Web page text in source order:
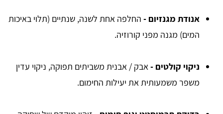
אנודת מגנזיום - החלפה אחת לשנה, שנתיים (תלוי באיכות
המים) מגנה מפני קורוזיה.
ניקוי קולטים -אבק / אבנית משביתים תפוקה, ניקוי עדין
משפר משמעותית את יעילות החימום.